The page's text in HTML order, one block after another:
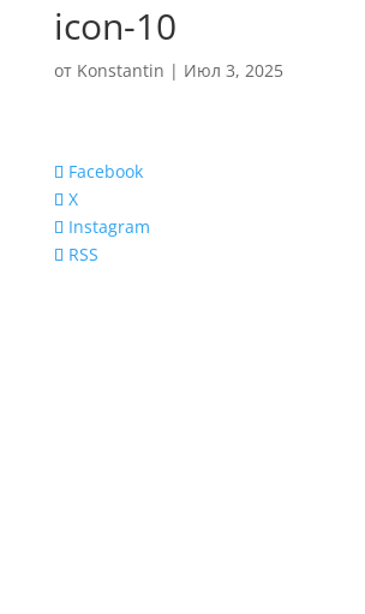
icon-10
от Konstantin | Июл 3, 2025
Facebook
X
Instagram
RSS